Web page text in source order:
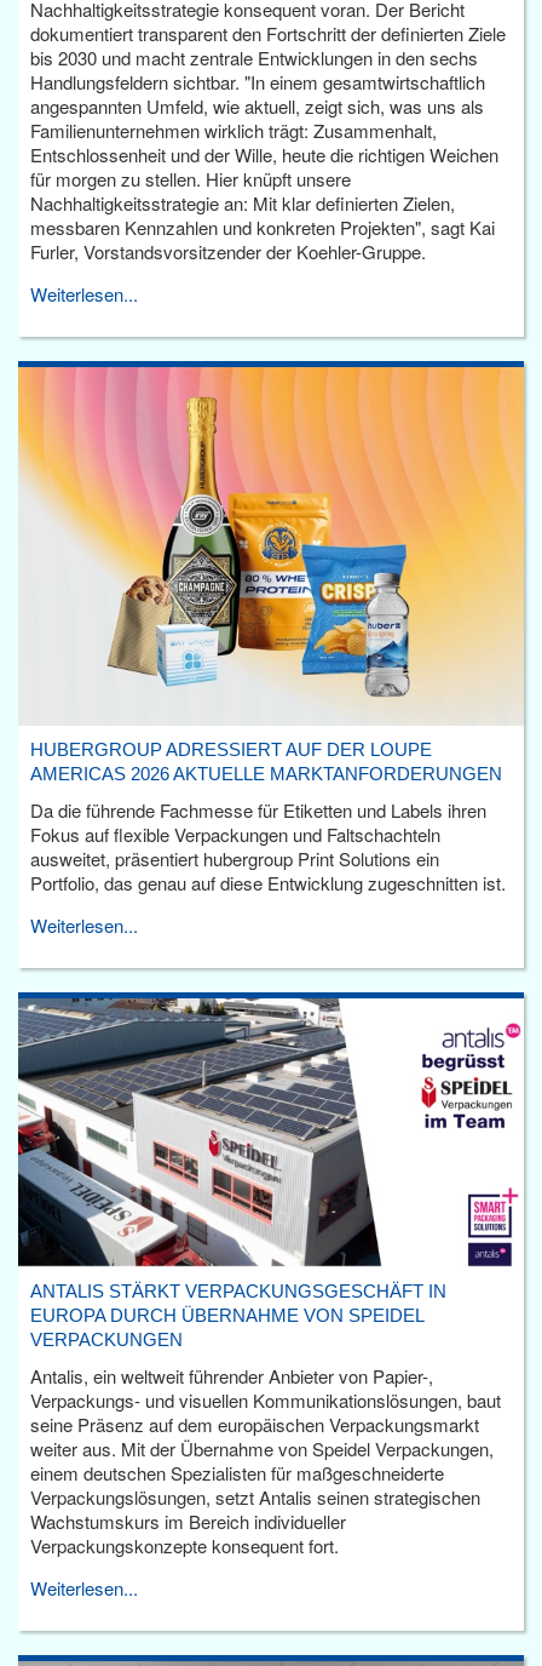
Nachhaltigkeitsstrategie konsequent voran. Der Bericht
dokumentiert transparent den Fortschritt der definierten Ziele
bis 2030 und macht zentrale Entwicklungen in den sechs
Handlungsfeldern sichtbar. "In einem gesamtwirtschaftlich
angespannten Umfeld, wie aktuell, zeigt sich, was uns als
Familienunternehmen wirklich trägt: Zusammenhalt,
Entschlossenheit und der Wille, heute die richtigen Weichen
für morgen zu stellen. Hier knüpft unsere
Nachhaltigkeitsstrategie an: Mit klar definierten Zielen,
messbaren Kennzahlen und konkreten Projekten", sagt Kai
Furler, Vorstandsvorsitzender der Koehler-Gruppe.
Weiterlesen...
HUBERGROUP ADRESSIERT AUF DER LOUPE
AMERICAS 2026 AKTUELLE MARKTANFORDERUNGEN
Da die führende Fachmesse für Etiketten und Labels ihren
Fokus auf flexible Verpackungen und Faltschachteln
ausweitet, präsentiert hubergroup Print Solutions ein
Portfolio, das genau auf diese Entwicklung zugeschnitten ist.
Weiterlesen...
ANTALIS STÄRKT VERPACKUNGSGESCHÄFT IN
EUROPA DURCH ÜBERNAHME VON SPEIDEL
VERPACKUNGEN
Antalis, ein weltweit führender Anbieter von Papier-,
Verpackungs- und visuellen Kommunikationslösungen, baut
seine Präsenz auf dem europäischen Verpackungsmarkt
weiter aus. Mit der Übernahme von Speidel Verpackungen,
einem deutschen Spezialisten für maßgeschneiderte
Verpackungslösungen, setzt Antalis seinen strategischen
Wachstumskurs im Bereich individueller
Verpackungskonzepte konsequent fort.
Weiterlesen...